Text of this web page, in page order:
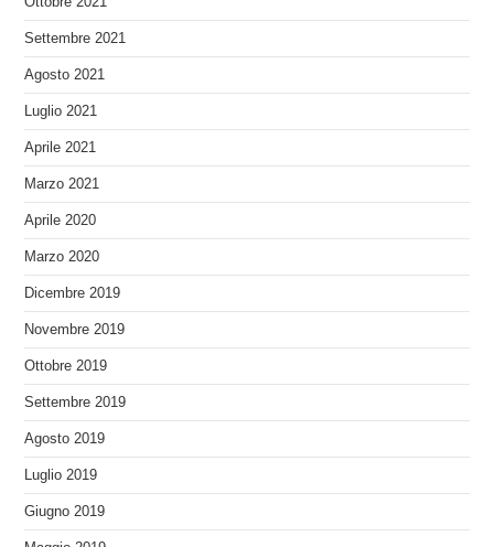
Settembre 2021
Agosto 2021
Luglio 2021
Aprile 2021
Marzo 2021
Aprile 2020
Marzo 2020
Dicembre 2019
Novembre 2019
Ottobre 2019
Settembre 2019
Agosto 2019
Luglio 2019
Giugno 2019